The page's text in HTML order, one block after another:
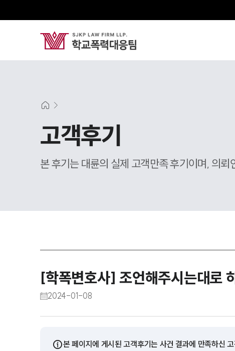
고객후기
본 후기는 대륜의 실제 고객만족 후기이며, 의
[학폭변호사] 조언해주시는대로
2024-01-08
ⓘ본 페이지에 게시된 고객후기는 사건 결과에 만족하신